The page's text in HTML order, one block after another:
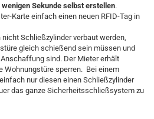
Sekunde selbst erstellen.
Karte einfach einen neuen RFID-Tag in
Schließzylinder verbaut werden,
gleich schießend sein müssen und
sind. Der Mieter erhält
Wohnungstüre sperren. Bei einem
nur diesen einen Schließzylinder
das ganze Sicherheitsschließsystem zu